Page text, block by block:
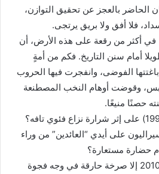
الحاضر بالعجز عن تحقيق التوازن،
فلا أفق ولا بريق يرتجى.
في أكثر من رقعة على هذه الأرض، أن
أمام سنن التاريخ. فكم من أمةٍ
الفوضى، وانفجرت فيها الحروب
وقوضت أوهام النخب المصطنعة
حصنًا منيعًا.
على أيدي “العائدين” من وراء
حضارة مستعارة؟
-ألم تكن شرارة تونس في 2010 إلا صرخة حارقة في وجه فجوة